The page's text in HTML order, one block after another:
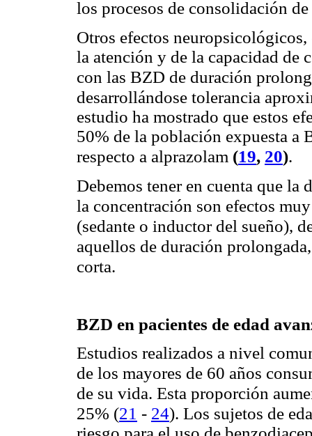
los procesos de consolidación
Otros efectos
la atención y de la capacidad de
con las BZD de duración
desarrollándose tolerancia
estudio ha mostrado que estos
50% de la población expuesta a
respecto a alprazolam (19, 20).
Debemos tener en cuenta que
la concentración son efectos
(sedante o inductor del sueño),
aquellos de duración
corta.
BZD en pacientes de edad
Estudios realizados a nivel
de los mayores de 60 años
de su vida. Esta proporción
25% (21 - 24). Los sujetos de